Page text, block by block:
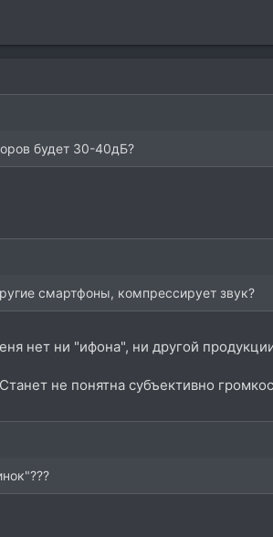
будет 30-40дБ?
смартфоны, компрессирует звук?
нет ни "ифона", ни другой
не понятна субъективно